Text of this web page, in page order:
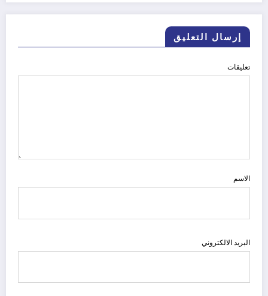
إرسال التعليق
تعليقات
الاسم
البريد الالكتروني